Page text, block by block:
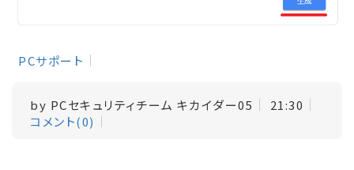
PCサポート
by PCセキュリティチーム キカイダー05
21:30
コメント(0)